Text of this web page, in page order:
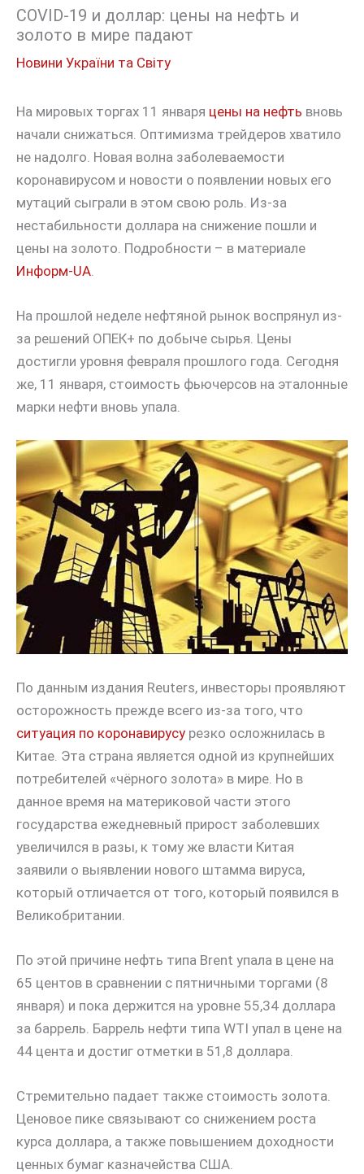
COVID-19 и доллар: цены на нефть и
золото в мире падают
Новини України та Світу
На мировых торгах 11 января цены на нефть вновь
начали снижаться. Оптимизма трейдеров хватило
не надолго. Новая волна заболеваемости
коронавирусом и новости о появлении новых его
мутаций сыграли в этом свою роль. Из-за
нестабильности доллара на снижение пошли и
цены на золото. Подробности – в материале
Информ-UA
На прошлой неделе нефтяной рынок воспрянул из-
за решений ОПЕК+ по добыче сырья. Цены
достигли уровня февраля прошлого года. Сегодня
же, 11 января, стоимость фьючерсов на эталонные
марки нефти вновь упала.
По данным издания Reuters, инвесторы проявляют
осторожность прежде всего из-за того, что
ситуация по коронавирусу резко осложнилась в
Китае. Эта страна является одной из крупнейших
потребителей «чёрного золота» в мире. Но в
данное время на материковой части этого
государства ежедневный прирост заболевших
увеличился в разы, к тому же власти Китая
заявили о выявлении нового штамма вируса,
который отличается от того, который появился в
Великобритании.
По этой причине нефть типа Brent упала в цене на
65 центов в сравнении с пятничными торгами (8
января) и пока держится на уровне 55,34 доллара
за баррель. Баррель нефти типа WTI упал в цене на
44 цента и достиг отметки в 51,8 доллара.
Стремительно падает также стоимость золота.
Ценовое пике связывают со снижением роста
курса доллара, а также повышением доходности
ценных бумаг казначейства США.